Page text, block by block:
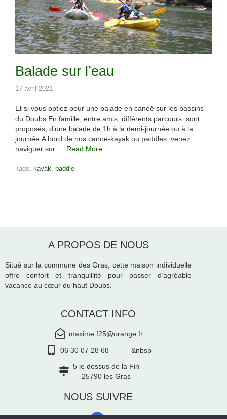
Balade sur l’eau
17 avril 2021
Et si vous optiez pour une balade en canoë sur les bassins
du Doubs.En famille, entre amis, différents parcours sont
proposés, d’une balade de 1h à la demi-journée ou à la
journée.A bord de nos canoë-kayak ou paddles, venez
naviguer sur … Read More
Tags: kayak, paddle
A PROPOS DE NOUS
Situé sur la commune des Gras, cette maison individuelle
offre confort et tranquillité pour passer d’agréable
vacance au cœur du haut Doubs.
CONTACT INFO
maxime.f25@orange.fr
06 30 07 28 68 &nbsp
5 le dessus de la Fin
25790 les Gras
NOUS SUIVRE